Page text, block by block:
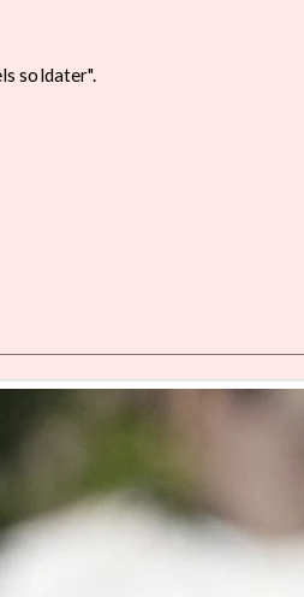
soldater".